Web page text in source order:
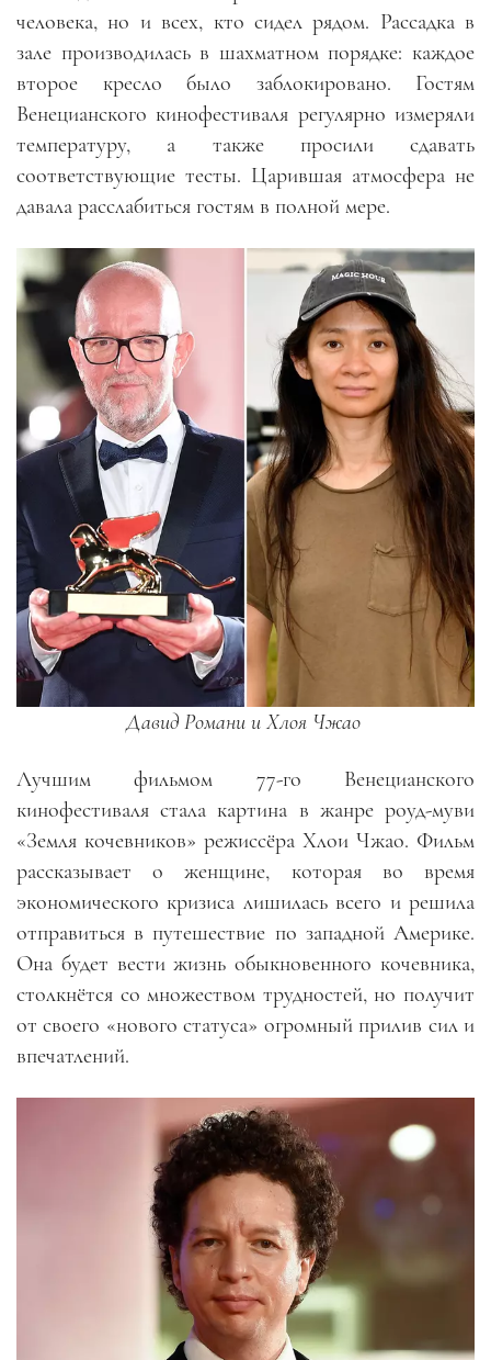
человека, но и всех, кто сидел рядом. Рассадка в
зале производилась в шахматном порядке: каждое
второе кресло было заблокировано. Гостям
Венецианского кинофестиваля регулярно измеряли
температуру, а также просили сдавать
соответствующие тесты. Царившая атмосфера не
давала расслабиться гостям в полной мере.
Давид Романи и Хлоя Чжао
Лучшим фильмом 77-го Венецианского
кинофестиваля стала картина в жанре роуд-муви
«Земля кочевников» режиссёра Хлои Чжао. Фильм
рассказывает о женщине, которая во время
экономического кризиса лишилась всего и решила
отправиться в путешествие по западной Америке.
Она будет вести жизнь обыкновенного кочевника,
столкнётся со множеством трудностей, но получит
от своего «нового статуса» огромный прилив сил и
впечатлений.